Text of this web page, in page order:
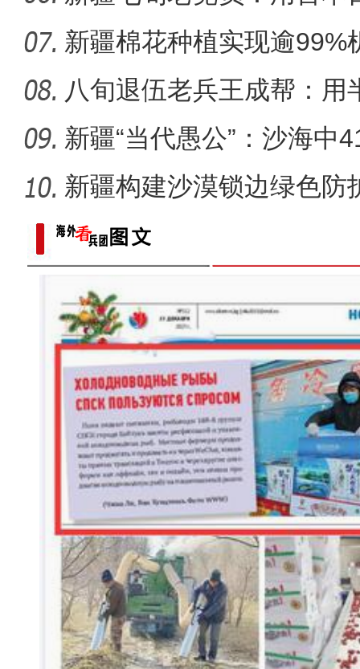
世纪变
新疆棉花种植实现逾99%
八旬退伍老兵王成帮：用
装
新疆“当代愚公”：沙海中
新疆构建沙漠锁边绿色防
化”到“产